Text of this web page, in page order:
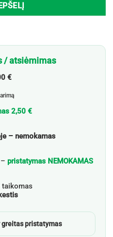
/ atsiėmimas
€
2,50 €
– nemokamas
– pristatymas NEMOKAMAS
taikomas
greitas pristatymas